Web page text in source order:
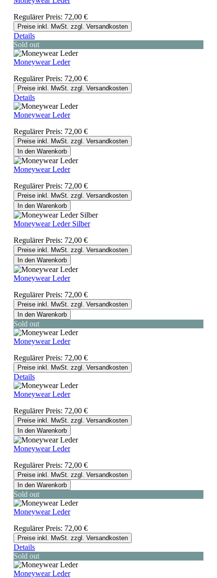
Regulärer Preis: 72,00 €
Preise inkl. MwSt. zzgl. Versandkosten
Details
Sold out
Moneywear Leder
Regulärer Preis: 72,00 €
Preise inkl. MwSt. zzgl. Versandkosten
Details
Moneywear Leder
Regulärer Preis: 72,00 €
Preise inkl. MwSt. zzgl. Versandkosten
In den Warenkorb
Moneywear Leder
Regulärer Preis: 72,00 €
Preise inkl. MwSt. zzgl. Versandkosten
In den Warenkorb
Moneywear Leder Silber
Regulärer Preis: 72,00 €
Preise inkl. MwSt. zzgl. Versandkosten
In den Warenkorb
Moneywear Leder
Regulärer Preis: 72,00 €
Preise inkl. MwSt. zzgl. Versandkosten
In den Warenkorb
Sold out
Moneywear Leder
Regulärer Preis: 72,00 €
Preise inkl. MwSt. zzgl. Versandkosten
Details
Moneywear Leder
Regulärer Preis: 72,00 €
Preise inkl. MwSt. zzgl. Versandkosten
In den Warenkorb
Moneywear Leder
Regulärer Preis: 72,00 €
Preise inkl. MwSt. zzgl. Versandkosten
In den Warenkorb
Sold out
Moneywear Leder
Regulärer Preis: 72,00 €
Preise inkl. MwSt. zzgl. Versandkosten
Details
Sold out
Moneywear Leder